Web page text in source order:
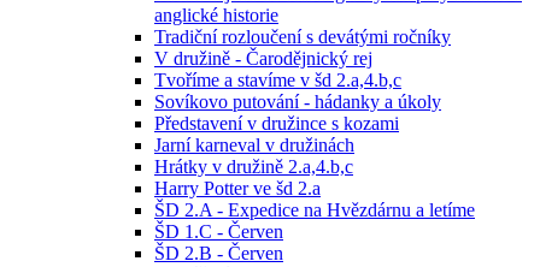
anglické historie
Tradiční rozloučení s devátými ročníky
V družině - Čarodějnický rej
Tvoříme a stavíme v šd 2.a,4.b,c
Sovíkovo putování - hádanky a úkoly
Představení v družince s kozami
Jarní karneval v družinách
Hrátky v družině 2.a,4.b,c
Harry Potter ve šd 2.a
ŠD 2.A - Expedice na Hvězdárnu a letíme
ŠD 1.C - Červen
ŠD 2.B - Červen